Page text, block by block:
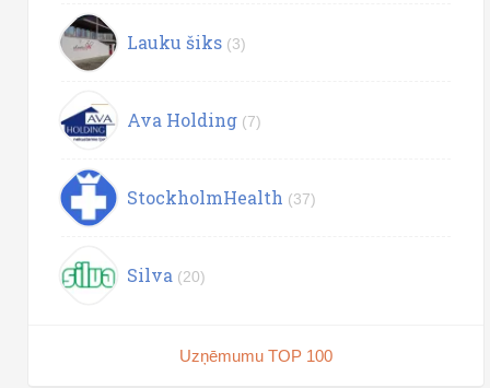
Lauku šiks (3)
Ava Holding (7)
StockholmHealth (37)
Silva (20)
Uzņēmumu TOP 100